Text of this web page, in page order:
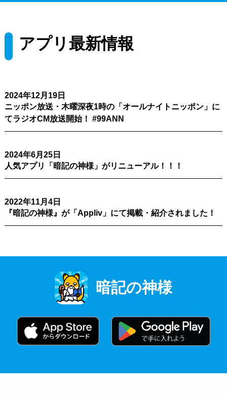
アプリ最新情報
2024年12月19日
ニッポン放送・木曜深夜1時の「オールナイトニッポン」に
てラジオCM放送開始！ #99ANN
2024年6月25日
人気アプリ「暗記の神様」がリニューアル！！！
2022年11月4日
『暗記の神様』が「Appliv」にて掲載・紹介されました！
暗記の神様